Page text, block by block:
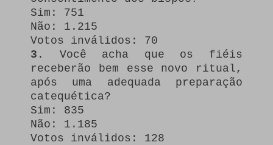
Sim: 751
Não: 1.215
Votos inválidos: 70
3 . Você acha que os fiéis
receberão bem esse novo ritual,
após uma adequada preparação
catequética?
Sim: 835
Não: 1.185
Votos inválidos: 128